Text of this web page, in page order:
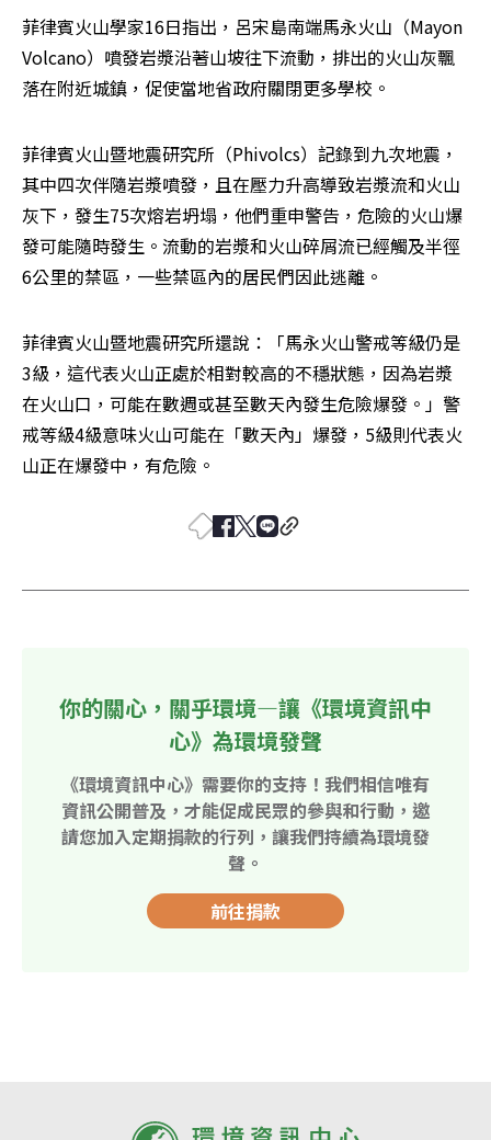
菲律賓火山學家16日指出，呂宋島南端馬永火山（Mayon
Volcano）噴發岩漿沿著山坡往下流動，排出的火山灰飄
落在附近城鎮，促使當地省政府關閉更多學校。
菲律賓火山暨地震研究所（Phivolcs）記錄到九次地震，
其中四次伴隨岩漿噴發，且在壓力升高導致岩漿流和火山
灰下，發生75次熔岩坍塌，他們重申警告，危險的火山爆
發可能隨時發生。流動的岩漿和火山碎屑流已經觸及半徑
6公里的禁區，一些禁區內的居民們因此逃離。
菲律賓火山暨地震研究所還說：「馬永火山警戒等級仍是
3級，這代表火山正處於相對較高的不穩狀態，因為岩漿
在火山口，可能在數週或甚至數天內發生危險爆發。」警
戒等級4級意味火山可能在「數天內」爆發，5級則代表火
山正在爆發中，有危險。
你的關心，關乎環境—讓《環境資訊中
心》為環境發聲
《環境資訊中心》需要你的支持！我們相信唯有
資訊公開普及，才能促成民眾的參與和行動，邀
請您加入定期捐款的行列，讓我們持續為環境發
聲。
前往捐款